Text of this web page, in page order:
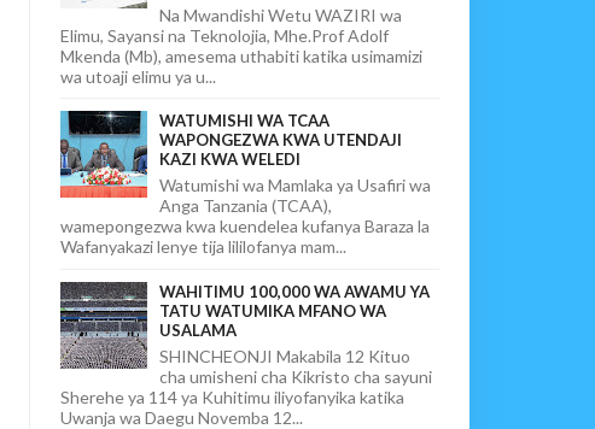
Na Mwandishi Wetu WAZIRI wa
Elimu, Sayansi na Teknolojia, Mhe.Prof Adolf
Mkenda (Mb), amesema uthabiti katika usimamizi
wa utoaji elimu ya u...
WATUMISHI WA TCAA
WAPONGEZWA KWA UTENDAJI
KAZI KWA WELEDI
Watumishi wa Mamlaka ya Usafiri wa
Anga Tanzania (TCAA),
wamepongezwa kwa kuendelea kufanya Baraza la
Wafanyakazi lenye tija lililofanya mam...
WAHITIMU 100,000 WA AWAMU YA
TATU WATUMIKA MFANO WA
USALAMA
SHINCHEONJI Makabila 12 Kituo
cha umisheni cha Kikristo cha sayuni
Sherehe ya 114 ya Kuhitimu iliyofanyika katika
Uwanja wa Daegu Novemba 12...